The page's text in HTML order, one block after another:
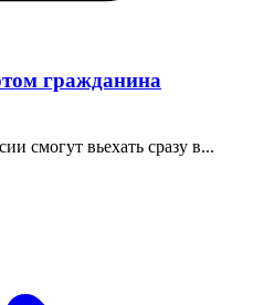
гражданина
смогут вьехать сразу в...